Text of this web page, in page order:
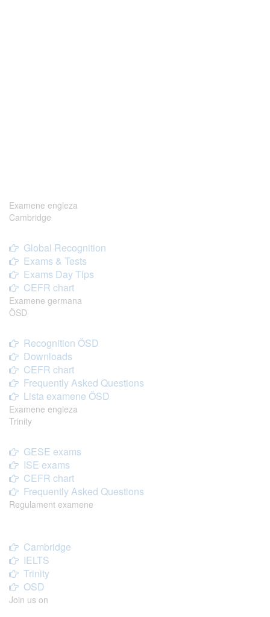
Examene engleza
Cambridge
Global Recognition
Exams & Tests
Exams Day Tips
CEFR chart
Examene germana
ÖSD
Recognition ÖSD
Downloads
CEFR chart
Frequently Asked Questions
Lista examene ÖSD
Examene engleza
Trinity
GESE exams
ISE exams
CEFR chart
Frequently Asked Questions
Regulament examene
Cambridge
IELTS
Trinity
OSD
Join us on